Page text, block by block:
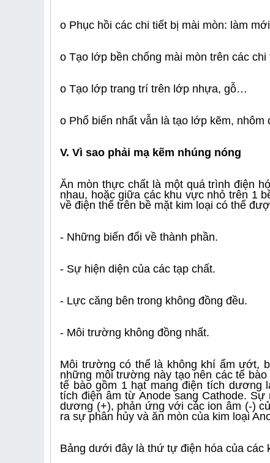
o Phục hồi các chi tiết bị mài mòn: làm
o Tạo lớp bền chống mài mòn trên các chi
o Tạo lớp trang trí trên lớp nhựa, gỗ…
o Phổ biến nhất vẫn là tạo lớp kẽm,
V. Vì sao phải mạ kẽm nhúng nóng
Ăn mòn thực chất là một quá trình điện
nhau, hoặc giữa các khu vực nhỏ trên 1
về điện thế trên bề mặt kim loại có thể
- Những biến đổi về thành phần.
- Sự hiện diện của các tạp chất.
- Lực căng bên trong không đồng đều.
- Môi trường không đồng nhất.
Môi trường có thể là không khí ẩm ướt,
những môi trường này tạo nên các tế
tế bào gồm 1 hạt mang điện tích dương
tích điện âm từ Anode sang Cathode.
dương (+), phản ứng với các ion âm (-)
ra sự phân hủy và ăn mòn của kim loại
Bảng dưới đây là thứ tự điện hóa của các